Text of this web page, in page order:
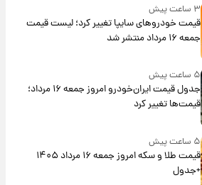
۳ ساعت پیش
قیمت خودروهای سایپا تغییر کرد؛ لیست قیمت
جمعه ۱۶ مرداد منتشر شد
۵ ساعت پیش
جدول قیمت ایران‌خودرو امروز جمعه ۱۶ مرداد؛
قیمت‌ها تغییر کرد
۵ ساعت پیش
قیمت طلا و سکه امروز جمعه ۱۶ مرداد ۱۴۰۵
+جدول